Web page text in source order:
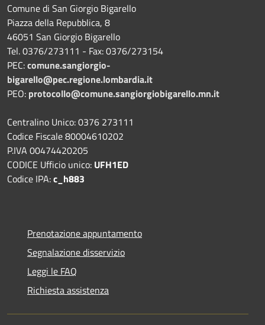
Comune di San Giorgio Bigarello
Piazza della Repubblica, 8
46051 San Giorgio Bigarello
Tel. 0376/273111 - Fax: 0376/273154
PEC:comune.sangiorgio-
bigarello@pec.regione.lombardia.it
PEO: protocollo@comune.sangiorgiobigarello.mn.it
Centralino Unico: 0376 273111
Codice Fiscale 80004610202
P.IVA 00474420205
CODICE Ufficio unico: UFH1ED
Codice IPA:c_h883
Prenotazione appuntamento
Segnalazione disservizio
Leggi le FAQ
Richiesta assistenza